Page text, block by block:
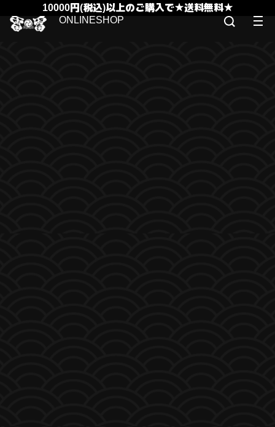
10000円(税込)以上のご購入で★送料無料★
ONLINESHOP